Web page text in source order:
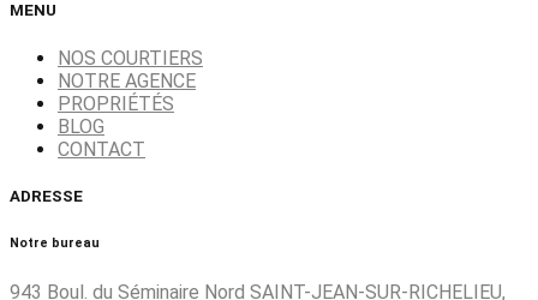
MENU
NOS COURTIERS
NOTRE AGENCE
PROPRIÉTÉS
BLOG
CONTACT
ADRESSE
Notre bureau
943 Boul. du Séminaire Nord SAINT-JEAN-SUR-RICHELIEU,